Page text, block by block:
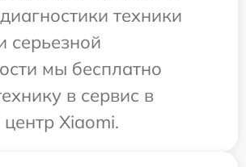
техники
серьезной
мы бесплатно
в сервис в
Xiaomi.